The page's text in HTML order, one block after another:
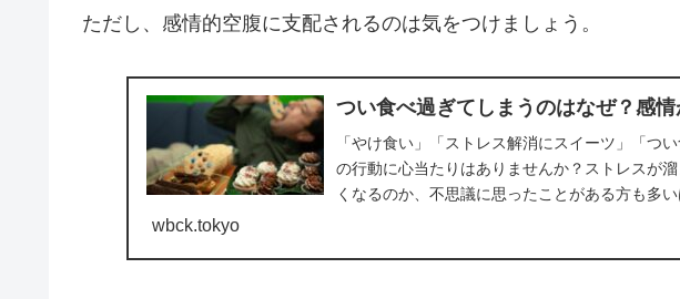
ただし、感情的空腹に支配されるのは気をつけましょう。
つい食べ過ぎてしまうのはなぜ？感
「やけ食い」「ストレス解消にスイーツ」「
の行動に心当たりはありませんか？ストレスが
くなるのか、不思議に思ったことがある方も多
wbck.tokyo